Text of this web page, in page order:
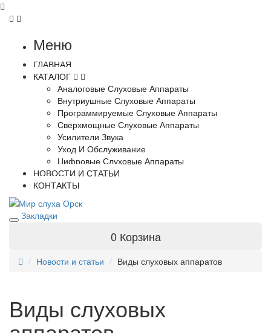
Меню
ГЛАВНАЯ
КАТАЛОГ
Аналоговые Слуховые Аппараты
Внутриушные Слуховые Аппараты
Программируемые Слуховые Аппараты
Сверхмощные Слуховые Аппараты
Усилители Звука
Уход И Обслуживание
Цифровые Слуховые Аппараты
НОВОСТИ И СТАТЬИ
КОНТАКТЫ
Закладки
0 Корзина
Новости и статьи Виды слуховых аппаратов
Виды слуховых